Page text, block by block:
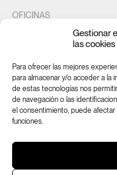
Gestionar
las cookies
Para ofrecer las mejores
para almacenar y/o acceder a la
de estas tecnologías nos
de navegación o las
el consentimiento, puede
funciones.
OFICINAS
Maestro Gozalbo 20
SUSCRÍBETE A NUESTRA
SUSCRÍBETE AHORA